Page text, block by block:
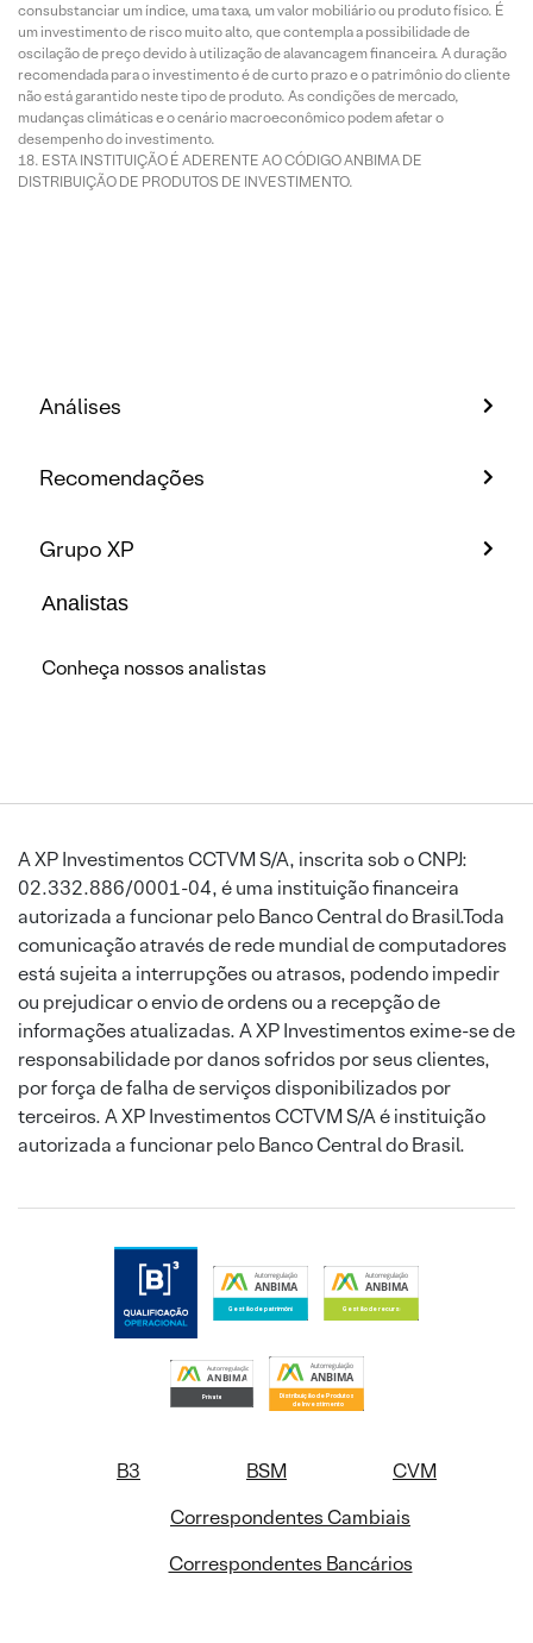
consubstanciar um índice, uma taxa, um valor mobiliário ou produto físico. É
um investimento de risco muito alto, que contempla a possibilidade de
oscilação de preço devido à utilização de alavancagem financeira. A duração
recomendada para o investimento é de curto prazo e o patrimônio do cliente
não está garantido neste tipo de produto. As condições de mercado,
mudanças climáticas e o cenário macroeconômico podem afetar o
desempenho do investimento.
ESTA INSTITUIÇÃO É ADERENTE AO CÓDIGO ANBIMA DE
DISTRIBUIÇÃO DE PRODUTOS DE INVESTIMENTO.
Análises
Recomendações
Grupo XP
Analistas
Conheça nossos analistas
A XP Investimentos CCTVM S/A, inscrita sob o CNPJ:
02.332.886/0001-04, é uma instituição financeira
autorizada a funcionar pelo Banco Central do Brasil.Toda
comunicação através de rede mundial de computadores
está sujeita a interrupções ou atrasos, podendo impedir
ou prejudicar o envio de ordens ou a recepção de
informações atualizadas. A XP Investimentos exime-se de
responsabilidade por danos sofridos por seus clientes,
por força de falha de serviços disponibilizados por
terceiros. A XP Investimentos CCTVM S/A é instituição
autorizada a funcionar pelo Banco Central do Brasil.
B3 BSM
CVM
Correspondentes Cambiais
Correspondentes Bancários